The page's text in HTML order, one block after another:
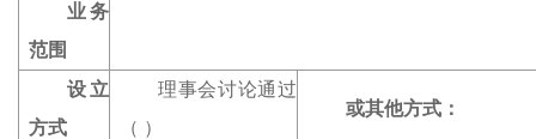
业务
范围
设立
方式
理事会讨论通过
（ ）
或其他方式：